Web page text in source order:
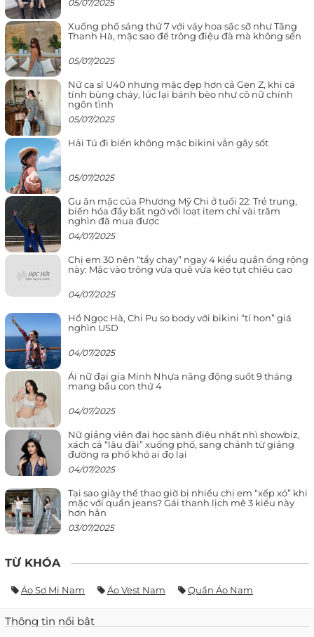
05/07/2025
Xuống phố sáng thứ 7 với váy hoa sặc sỡ như Tăng
Thanh Hà, mặc sao để trông điệu đà mà không sến
05/07/2025
Nữ ca sĩ U40 nhưng mặc đẹp hơn cả Gen Z, khi cá
tính bùng cháy, lúc lại bánh bèo như cô nữ chính
ngôn tình
05/07/2025
Hải Tú đi biển không mặc bikini vẫn gây sốt
05/07/2025
Gu ăn mặc của Phương Mỹ Chi ở tuổi 22: Trẻ trung,
biến hóa đầy bất ngờ với loạt item chỉ vài trăm
nghìn đã mua được
04/07/2025
Chị em 30 nên “tẩy chay” ngay 4 kiểu quần ống rộng
này: Mặc vào trông vừa quê vừa kéo tụt chiều cao
04/07/2025
Hồ Ngọc Hà, Chi Pu so body với bikini “tí hon” giá
nghìn USD
04/07/2025
Ái nữ đại gia Minh Nhựa năng động suốt 9 tháng
mang bầu con thứ 4
04/07/2025
Nữ giảng viên đại học sành điệu nhất nhì showbiz,
xách cả “lâu đài” xuống phố, sang chảnh từ giảng
đường ra phố khó ai đọ lại
04/07/2025
Tại sao giày thể thao giờ bị nhiều chị em “xếp xó” khi
mặc với quần jeans? Gái thanh lịch mê 3 kiểu này
hơn hẳn
03/07/2025
TỪ KHÓA
Áo Sơ Mi Nam Áo Vest Nam Quần Áo Nam
Thông tin nổi bật